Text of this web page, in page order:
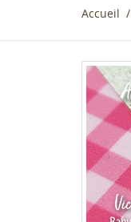
Accueil